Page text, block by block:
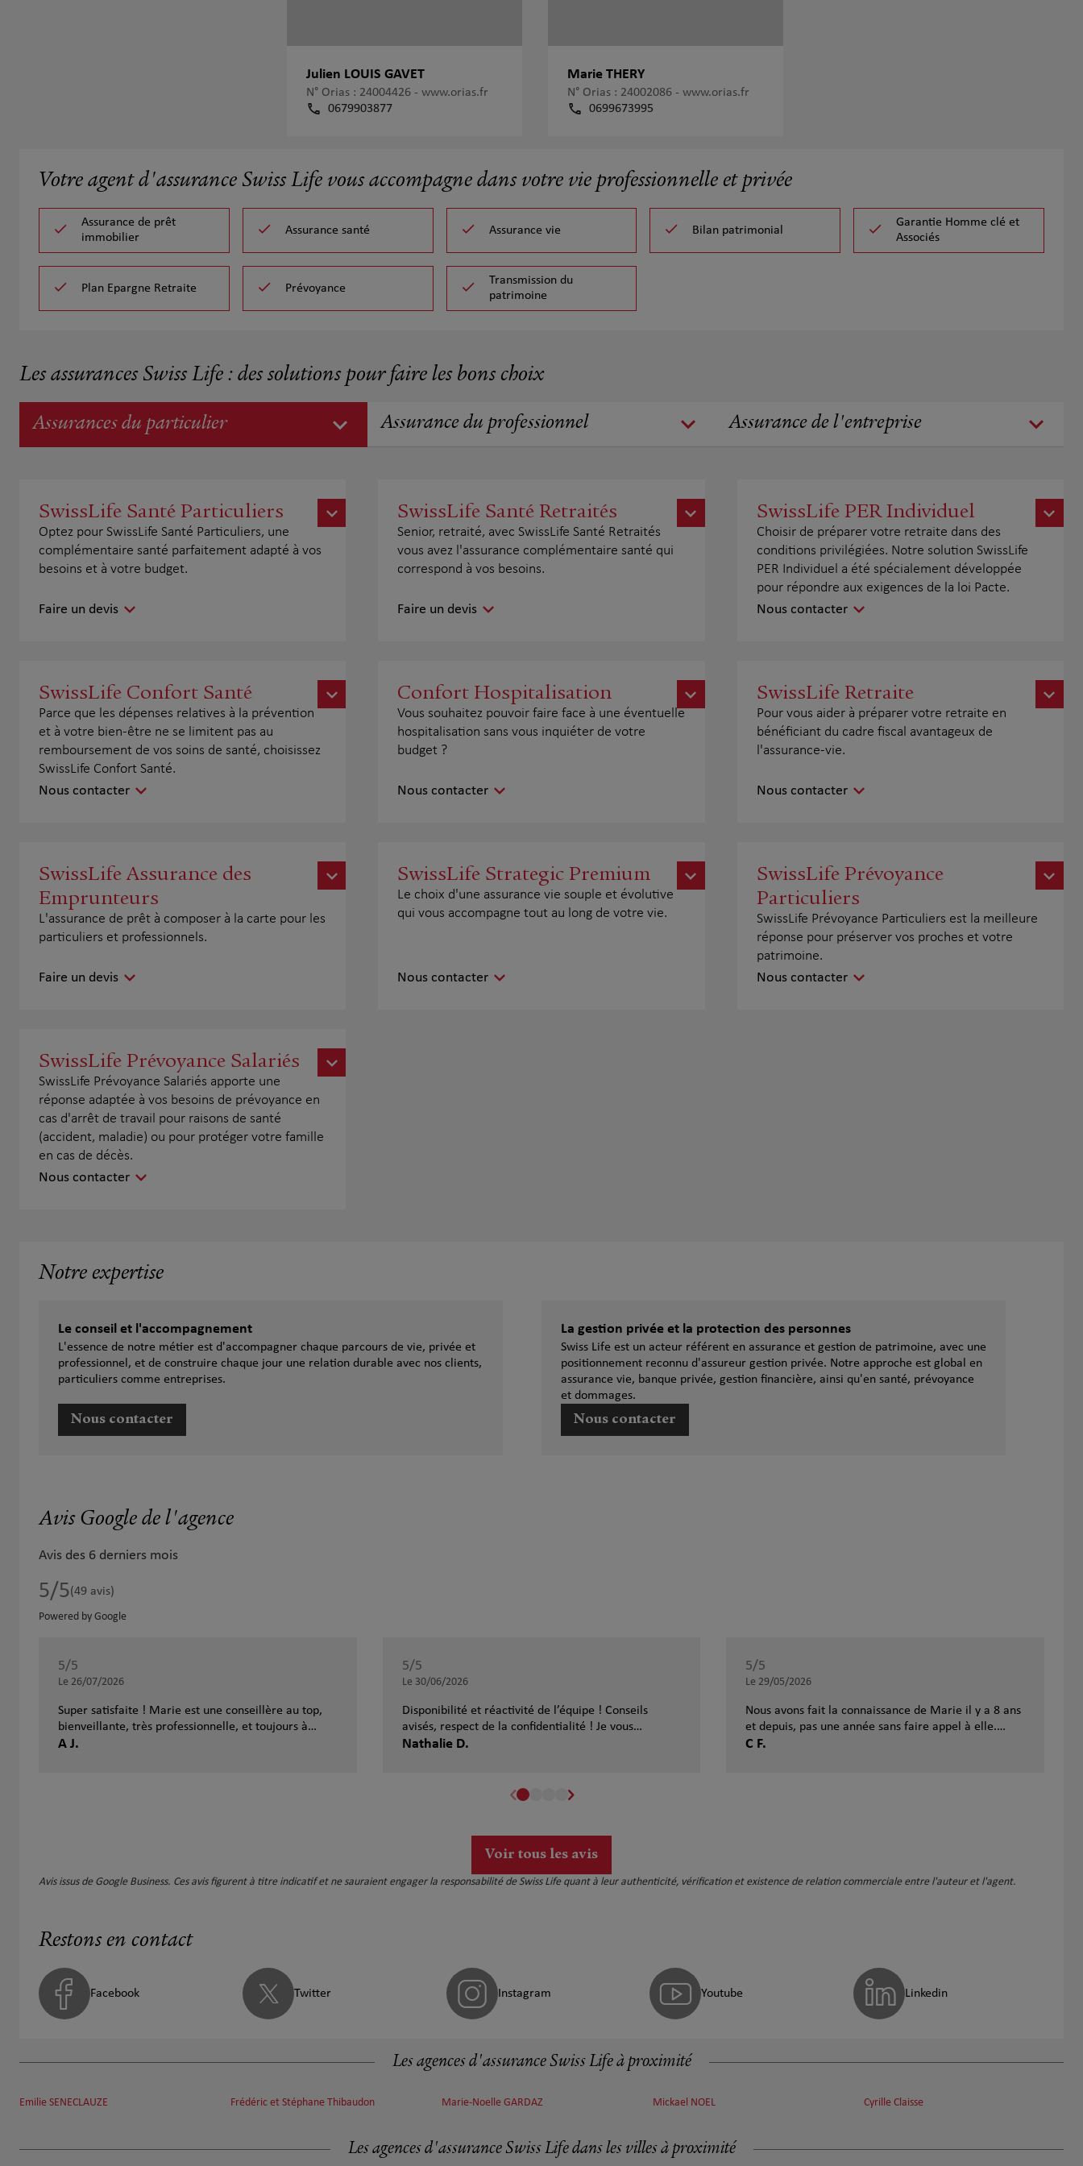
Julien LOUIS GAVET
N° Orias : 24004426 - www.orias.fr
0679903877
Marie THERY
N° Orias : 24002086 - www.orias.fr
0699673995
Votre agent d'assurance Swiss Life vous accompagne dans votre vie professionnelle et privée
Assurance de prêt
immobilier
Assurance santé Assurance vie Bilan patrimonial
Garantie Homme clé et
Associés
Plan Epargne Retraite Prévoyance
Transmission du
patrimoine
Les assurances Swiss Life : des solutions pour faire les bons choix
Assurances du particulier Assurance du professionnel Assurance de l'entreprise
SwissLife Santé Particuliers
Optez pour SwissLife Santé Particuliers, une
complémentaire santé parfaitement adapté à vos
besoins et à votre budget.
Faire un devis
SwissLife Santé Retraités
Senior, retraité, avec SwissLife Santé Retraités
vous avez l'assurance complémentaire santé qui
correspond à vos besoins.
Faire un devis
SwissLife PER Individuel
Choisir de préparer votre retraite dans des
conditions privilégiées. Notre solution SwissLife
PER Individuel a été spécialement développée
pour répondre aux exigences de la loi Pacte.
Nous contacter
SwissLife Confort Santé
Parce que les dépenses relatives à la prévention
et à votre bien-être ne se limitent pas au
remboursement de vos soins de santé, choisissez
SwissLife Confort Santé.
Nous contacter
Confort Hospitalisation
Vous souhaitez pouvoir faire face à une éventuelle
hospitalisation sans vous inquiéter de votre
budget ?
Nous contacter
SwissLife Retraite
Pour vous aider à préparer votre retraite en
bénéficiant du cadre fiscal avantageux de
l'assurance-vie.
Nous contacter
SwissLife Assurance des
Emprunteurs
L'assurance de prêt à composer à la carte pour les
particuliers et professionnels.
Faire un devis
SwissLife Strategic Premium
Le choix d'une assurance vie souple et évolutive
qui vous accompagne tout au long de votre vie.
Nous contacter
SwissLife Prévoyance
Particuliers
SwissLife Prévoyance Particuliers est la meilleure
réponse pour préserver vos proches et votre
patrimoine.
Nous contacter
SwissLife Prévoyance Salariés
SwissLife Prévoyance Salariés apporte une
réponse adaptée à vos besoins de prévoyance en
cas d'arrêt de travail pour raisons de santé
(accident, maladie) ou pour protéger votre famille
en cas de décès.
Nous contacter
Notre expertise
Le conseil et l'accompagnement
L'essence de notre métier est d'accompagner chaque parcours de vie, privée et
professionnel, et de construire chaque jour une relation durable avec nos clients,
particuliers comme entreprises.
Nous contacter
La gestion privée et la protection des personnes
Swiss Life est un acteur référent en assurance et gestion de patrimoine, avec une
positionnement reconnu d'assureur gestion privée. Notre approche est global en
assurance vie, banque privée, gestion financière, ainsi qu'en santé, prévoyance
et dommages.
Nous contacter
Avis Google de l'agence
Avis des 6 derniers mois
5/5Note de 5 sur 5
(49 avis)
Powered by Google
5/5
Le 26/07/2026
Super satisfaite ! Marie est une conseillère au top,
bienveillante, très professionnelle, et toujours à
l'écoute . J'ai totalement confiance en elle et en ses
A J.
5/5
Le 30/06/2026
Disponibilité et réactivité de l’équipe ! Conseils
avisés, respect de la confidentialité ! Je vous
conseille de faire appel à leurs services
Nathalie D.
5/5
Le 29/05/2026
Nous avons fait la connaissance de Marie il y a 8 ans
et depuis, pas une année sans faire appel à elle.
Marie agit toujours dans notre intérêt. C'est sa
C F.
Voir tous les avis
Avis issus de Google Business. Ces avis figurent à titre indicatif et ne sauraient engager la responsabilité de Swiss Life quant à leur authenticité, vérification et existence de relation commerciale entre l'auteur et l'agent.
Restons en contact
Facebook Twitter Instagram Youtube Linkedin
Les agences d'assurance Swiss Life à proximité
Emilie SENECLAUZE Frédéric et Stéphane Thibaudon Marie-Noelle GARDAZ Mickael NOEL Cyrille Claisse
Les agences d'assurance Swiss Life dans les villes à proximité